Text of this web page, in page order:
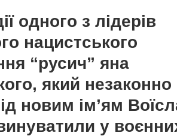
одного з лідерів
нацистського
“русич” яна
який незаконно
новим імʼям
у